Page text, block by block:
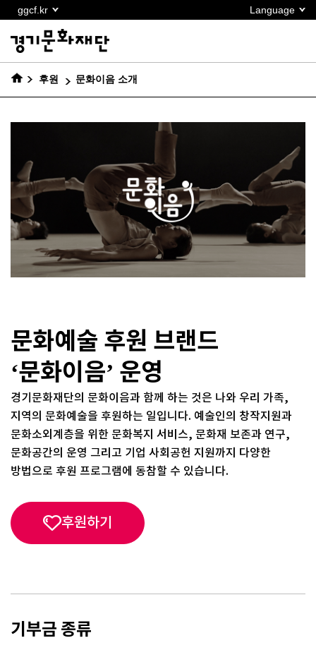
바로가기
ggcf.kr Language
후원 문화이음 소개
문화예술 후원 브랜드
‘문화이음’ 운영
경기문화재단의 문화이음과 함께 하는 것은 나와 우리 가족,
지역의 문화예술을 후원하는 일입니다. 예술인의 창작지원과
문화소외계층을 위한 문화복지 서비스, 문화재 보존과 연구,
문화공간의 운영 그리고 기업 사회공헌 지원까지 다양한
방법으로 후원 프로그램에 동참할 수 있습니다.
후원하기
기부금 종류